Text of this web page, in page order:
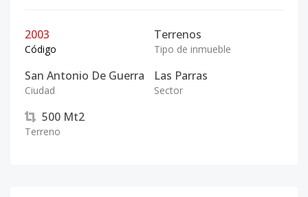
2003
Código
Terrenos
Tipo de inmueble
San Antonio De Guerra
Ciudad
Las Parras
Sector
500 Mt2
Terreno